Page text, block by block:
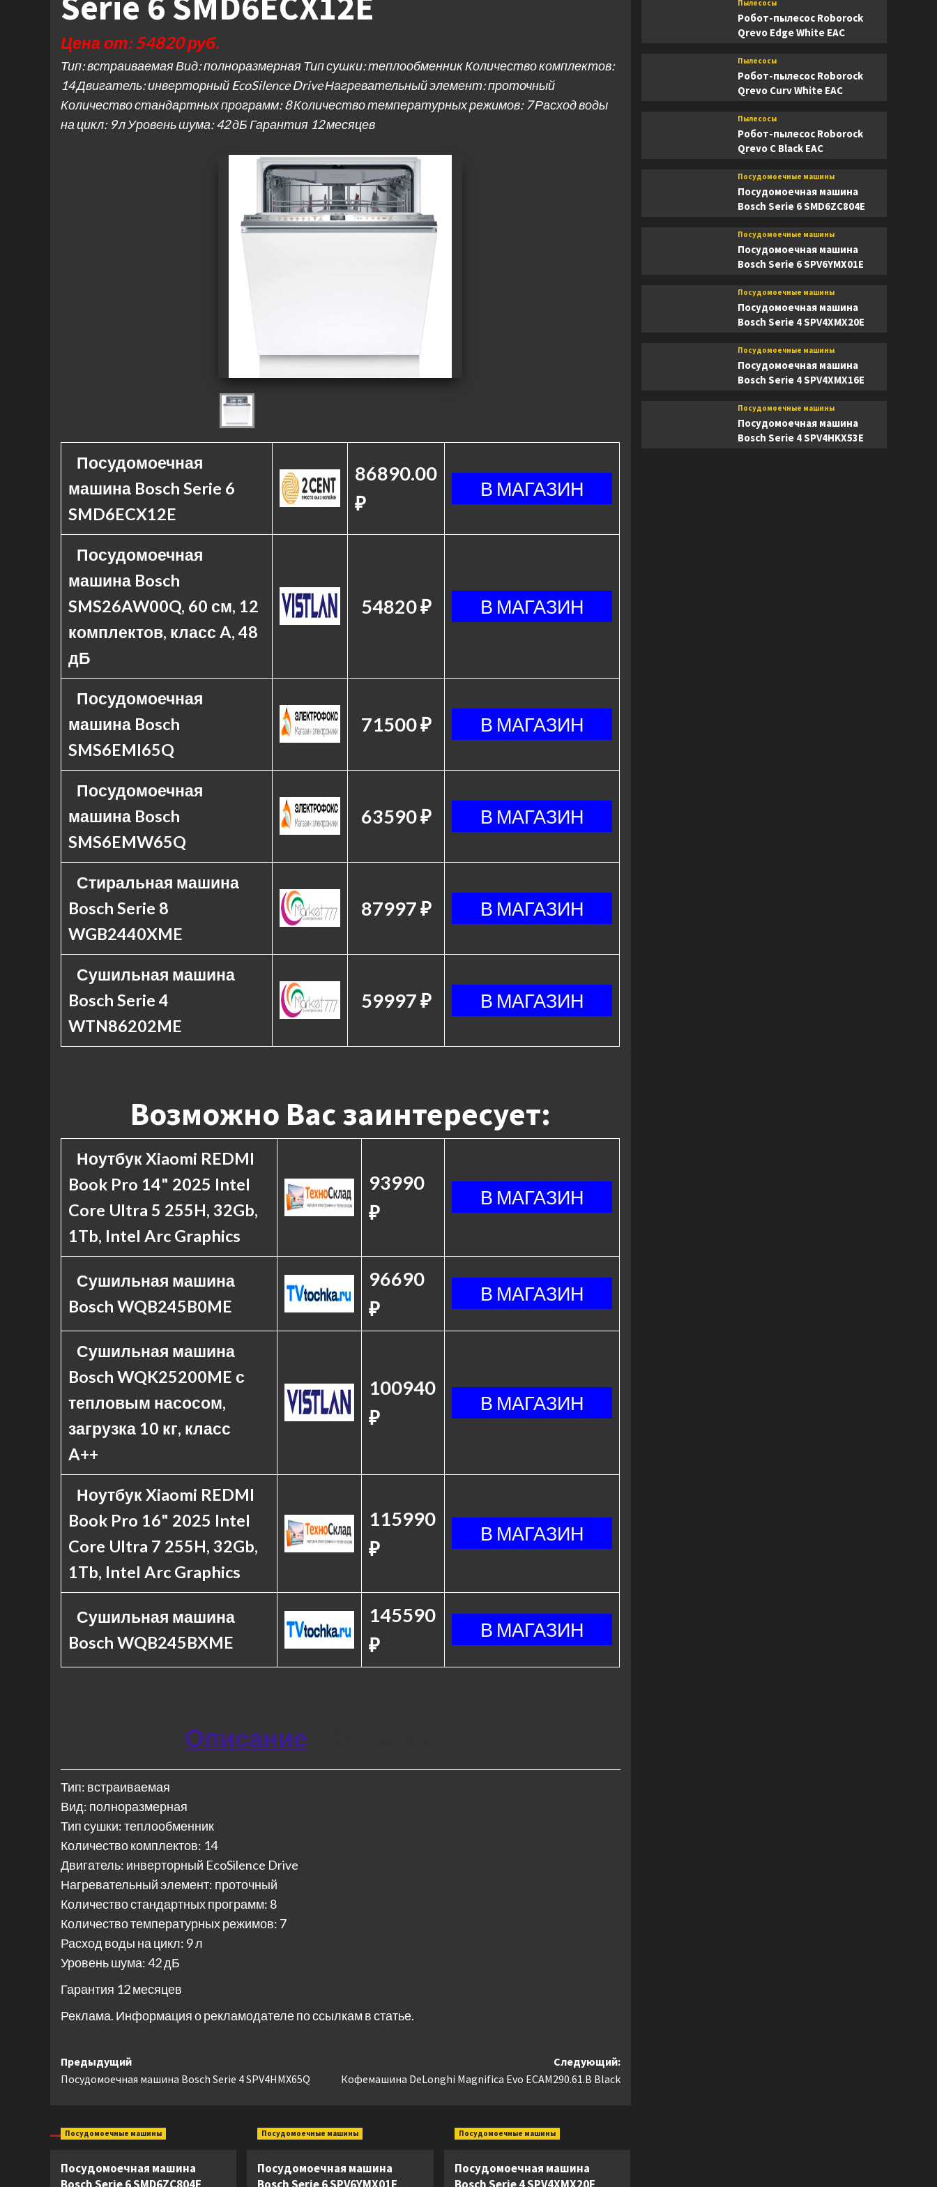
Цена от: 54820 руб.
Тип: встраиваемая Вид: полноразмерная Тип сушки: теплообменник Количество комплектов:
14 Двигатель: инверторный EcoSilence Drive Нагревательный элемент: проточный
Количество стандартных программ: 8 Количество температурных режимов: 7 Расход воды
на цикл: 9 л Уровень шума: 42 дБ Гарантия 12 месяцев
Посудомоечная
машина Bosch Serie 6
SMD6ECX12E
86890.00
₽
Посудомоечная
машина Bosch
SMS26AW00Q, 60 см, 12
комплектов, класс A, 48
дБ
54820 ₽
Посудомоечная
машина Bosch
SMS6EMI65Q
71500 ₽
Посудомоечная
машина Bosch
SMS6EMW65Q
63590 ₽
Стиральная машина
Bosch Serie 8
WGB2440XME
87997 ₽
Сушильная машина
Bosch Serie 4
WTN86202ME
59997 ₽
Возможно Вас заинтересует:
Ноутбук Xiaomi REDMI
Book Pro 14" 2025 Intel
Core Ultra 5 255H, 32Gb,
1Tb, Intel Arc Graphics
93990
₽
Сушильная машина
Bosch WQB245B0ME
96690
₽
Сушильная машина
Bosch WQK25200ME с
тепловым насосом,
загрузка 10 кг, класс
A++
100940
₽
Ноутбук Xiaomi REDMI
Book Pro 16" 2025 Intel
Core Ultra 7 255H, 32Gb,
1Tb, Intel Arc Graphics
115990
₽
Сушильная машина
Bosch WQB245BXME
145590
₽
Описание
Тип: встраиваемая
Вид: полноразмерная
Тип сушки: теплообменник
Количество комплектов: 14
Двигатель: инверторный EcoSilence Drive
Нагревательный элемент: проточный
Количество стандартных программ: 8
Количество температурных режимов: 7
Расход воды на цикл: 9 л
Уровень шума: 42 дБ
Гарантия 12 месяцев
Реклама. Информация о рекламодателе по ссылкам в статье.
Навигация
записи
Предыдущий
Посудомоечная машина Bosch Serie 4 SPV4HMX65Q
Следующий:
Кофемашина DeLonghi Magnifica Evo ECAM290.61.B Black
Посудомоечные машины
Посудомоечная машина
Посудомоечные машины
Посудомоечная машина
Посудомоечные машины
Посудомоечная машина
Пылесосы
Робот-пылесос Roborock
Qrevo Edge White EAC
Пылесосы
Робот-пылесос Roborock
Qrevo Curv White EAC
Пылесосы
Робот-пылесос Roborock
Qrevo C Black EAC
Посудомоечные машины
Посудомоечная машина
Bosch Serie 6 SMD6ZC804E
Посудомоечные машины
Посудомоечная машина
Bosch Serie 6 SPV6YMX01E
Посудомоечные машины
Посудомоечная машина
Bosch Serie 4 SPV4XMX20E
Посудомоечные машины
Посудомоечная машина
Bosch Serie 4 SPV4XMX16E
Посудомоечные машины
Посудомоечная машина
Bosch Serie 4 SPV4HKX53E